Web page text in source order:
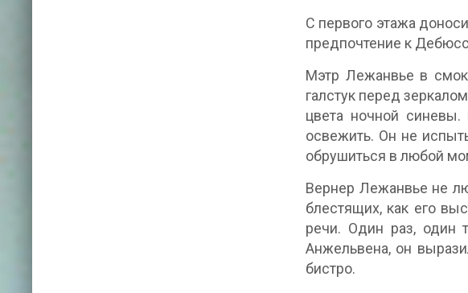
С первого этажа
предпочтение к
Мэтр Лежанвье в
галстук перед
цвета ночной
освежить. Он не
обрушиться в любой
Вернер Лежанвье не
блестящих, как его
речи. Один раз, один
Анжельвена, он
бистро.